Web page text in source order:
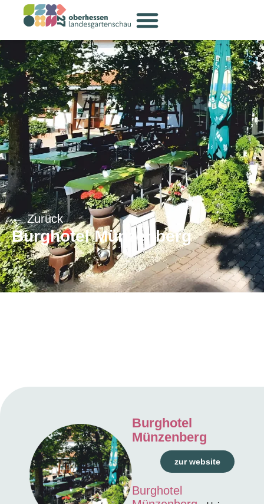
← Zurück
Burghotel Münzenberg
Burghotel
Münzenberg
zur website
Burghotel